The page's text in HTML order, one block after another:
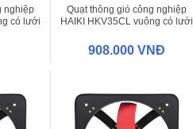
nghiệp
có lưới
Quạt thông gió công nghiệp
HAIKI HKV35CL vuông có lưới
908.000 VNĐ